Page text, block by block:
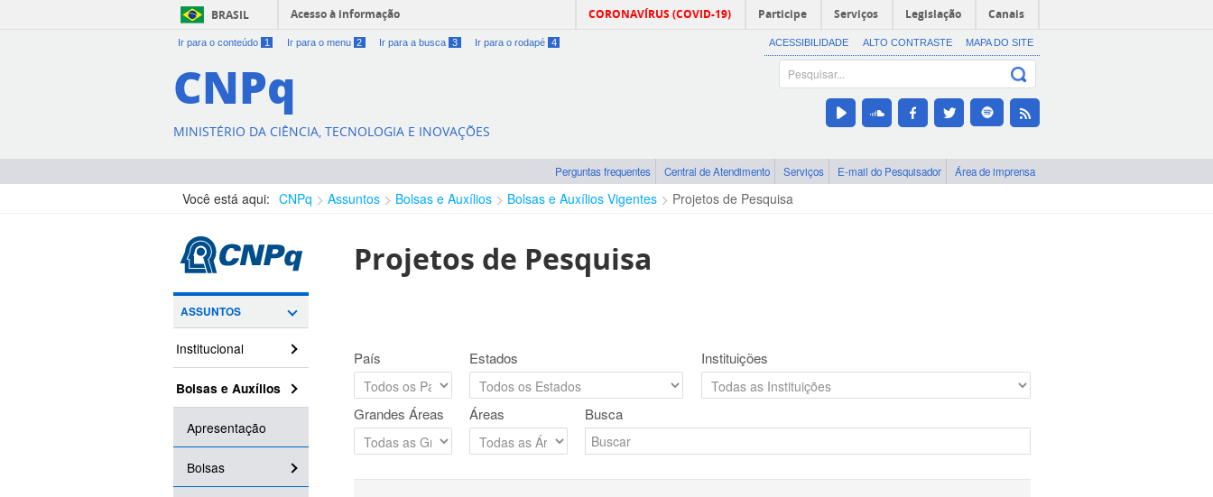
BRASIL Acesso à informação CORONAVÍRUS (COVID-19) Participe Serviços Legislação Canais
Ir para o conteúdo 1 Ir para o menu 2 Ir para a busca 3 Ir para o rodapé 4 ACESSIBILIDADE ALTO CONTRASTE MAPA DO SITE
CNPq
MINISTÉRIO DA CIÊNCIA, TECNOLOGIA E INOVAÇÕES
Perguntas frequentes Central de Atendimento Serviços E-mail do Pesquisador Área de imprensa
Você está aqui: CNPq Assuntos Bolsas e Auxílios Bolsas e Auxílios Vigentes Projetos de Pesquisa
ASSUNTOS
Institucional
Bolsas e Auxílios
Apresentação
Bolsas
Projetos de Pesquisa
País Estados Instituições
Grandes Áreas Áreas Busca